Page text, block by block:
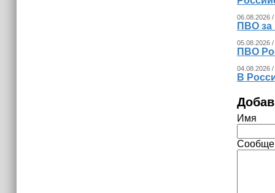
06.08.2026
ПВО за
05.08.2026 /
ПВО
04.08.2026
В
Имя